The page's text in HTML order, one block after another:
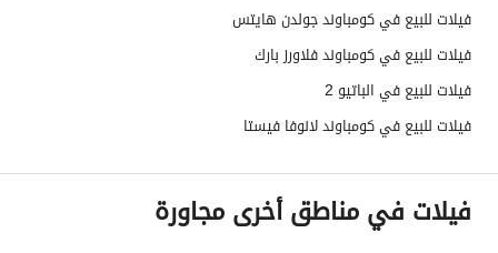
فيلات للبيع في كومباوند جولدن هايتس
فيلات للبيع في كومباوند فلاورز بارك
فيلات للبيع في الباتيو 2
فيلات للبيع في كومباوند لانوفا فيستا
فيلات في مناطق أخرى مجاورة